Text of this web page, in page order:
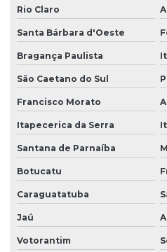
Empresa de terceirização de
Empresa terceirização de zelador
Empresa terceirizada portaria
Empresa de zeladoria e portaria
Empresas de limpeza zeladoria
Empresas de portaria virtual
Empresas de recepção e
Facilities condominio
Rio Claro
Santa Bárbara d'Oeste
Bragança Paulista
São Caetano do Sul
Francisco Morato
Itapecerica da Serra
Santana de Parnaíba
Botucatu
Caraguatatuba
Jaú
Votorantim